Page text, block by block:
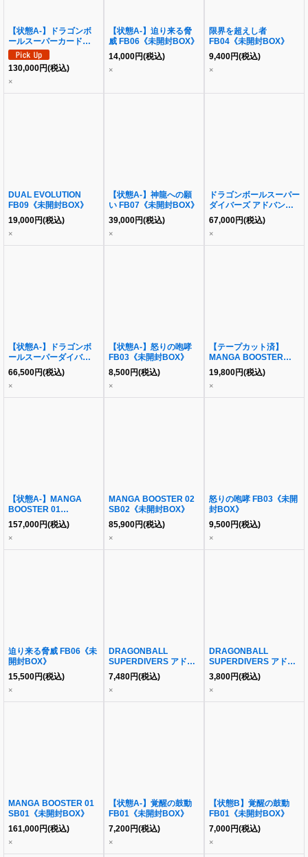
【状態A-】ドラゴンボ
ールスーパーカードゲー
ム フュージョンワール
ド 1st アニバーサリーセ
ット《未開封BOX》
130,000円(税込)
×
【状態A-】迫り来る脅
威 FB06《未開封BOX》
14,000円(税込)
×
限界を超えし者
FB04《未開封BOX》
9,400円(税込)
×
DUAL EVOLUTION
FB09《未開封BOX》
19,000円(税込)
×
【状態A-】神龍への願
い FB07《未開封BOX》
39,000円(税込)
×
ドラゴンボールスーパー
ダイバーズ アドバンス
パック DRAGON BALL
40th Anniversary
Edition《未開封BOX》
67,000円(税込)
×
【状態A-】ドラゴンボ
ールスーパーダイバーズ
アドバンスパック
DRAGON BALL 40th
Anniversary
Edition《未開封BOX》
66,500円(税込)
×
【状態A-】怒りの咆哮
FB03《未開封BOX》
8,500円(税込)
×
【テープカット済】
MANGA BOOSTER
02《未開封BOX》
19,800円(税込)
×
【状態A-】MANGA
BOOSTER 01
SB01《未開封BOX》
157,000円(税込)
×
MANGA BOOSTER 02
SB02《未開封BOX》
85,900円(税込)
×
怒りの咆哮 FB03《未開
封BOX》
9,500円(税込)
×
迫り来る脅威 FB06《未
開封BOX》
15,500円(税込)
×
DRAGONBALL
SUPERDIVERS アドバ
ンスパック《未開封
BOX》
7,480円(税込)
×
DRAGONBALL
SUPERDIVERS アドバ
ンスパック2《未開封
BOX》
3,800円(税込)
×
MANGA BOOSTER 01
SB01《未開封BOX》
161,000円(税込)
×
【状態A-】覚醒の鼓動
FB01《未開封BOX》
7,200円(税込)
×
【状態B】覚醒の鼓動
FB01《未開封BOX》
7,000円(税込)
×